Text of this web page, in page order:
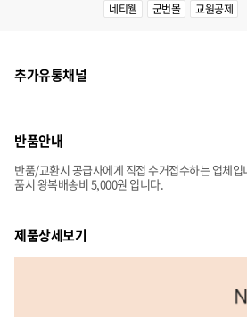
네티웰
군번몰 교원공제
추가유통채널
반품안내
반품/교환시 공급사에게 직접 수거접수하는 업체
품시 왕복배송비 5,000원 입니다.
제품상세보기